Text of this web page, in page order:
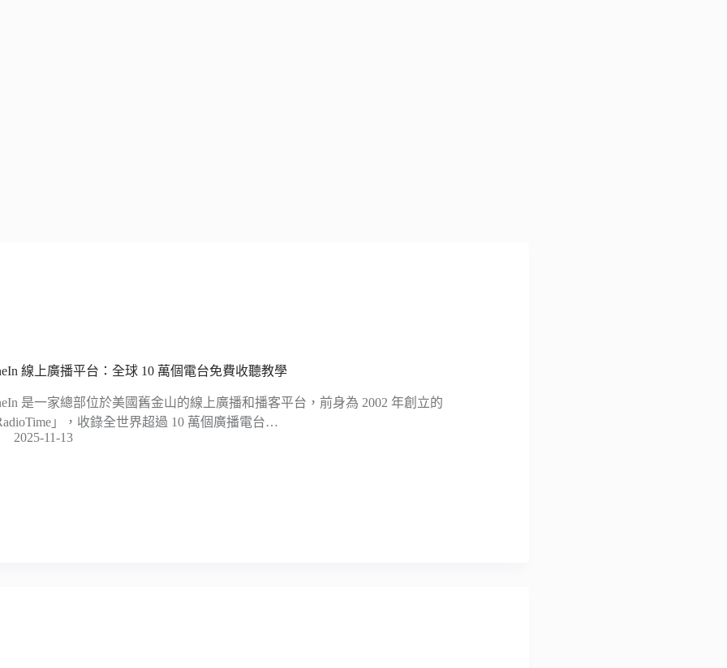
線上廣播平台：全球 10 萬個電台免費收聽教學
是一家總部位於美國舊金山的線上廣播和播客平台，前身為 2002 年創立的
」，收錄全世界超過 10 萬個廣播電台…
2025-11-13